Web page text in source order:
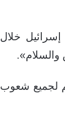
خلال
والسلام».
لجميع شعوب